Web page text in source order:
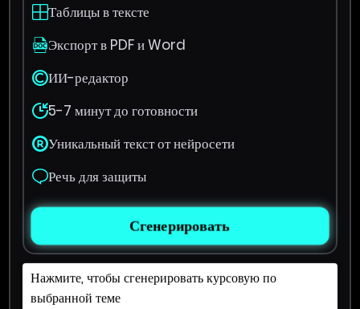
Таблицы в тексте
Экспорт в PDF и Word
ИИ-редактор
5-7 минут до готовности
Уникальный текст от нейросети
Речь для защиты
Сгенерировать
Нажмите, чтобы сгенерировать курсовую по
выбранной теме